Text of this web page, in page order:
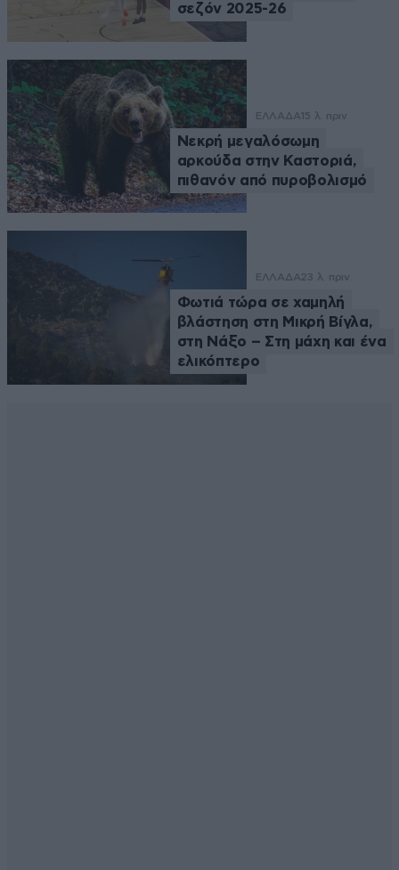
σεζόν 2025-26
ΕΛΛΑΔΑ 15 λ. πριν
Νεκρή μεγαλόσωμη
αρκούδα στην Καστοριά,
πιθανόν από πυροβολισμό
ΕΛΛΑΔΑ23 λ. πριν
Φωτιά τώρα σε χαμηλή
βλάστηση στη Μικρή Βίγλα,
στη Νάξο – Στη μάχη και ένα
ελικόπτερο